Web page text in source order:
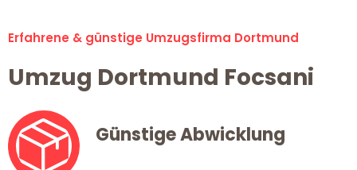
Erfahrene & günstige Umzugsfirma Dortmund
Umzug Dortmund Focsani
Günstige Abwicklung